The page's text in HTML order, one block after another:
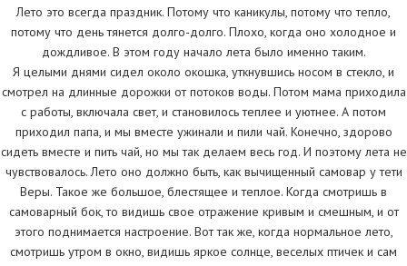
Лето это всегда праздник. Потому что каникулы, потому что тепло,
потому что день тянется долго-долго. Плохо, когда оно холодное и
дождливое. В этом году начало лета было именно таким.
Я целыми днями сидел около окошка, уткнувшись носом в стекло, и
смотрел на длинные дорожки от потоков воды. Потом мама приходила
с работы, включала свет, и становилось теплее и уютнее. А потом
приходил папа, и мы вместе ужинали и пили чай. Конечно, здорово
сидеть вместе и пить чай, но мы так делаем весь год. И поэтому лета не
чувствовалось. Лето оно должно быть, как вычищенный самовар у тети
Веры. Такое же большое, блестящее и теплое. Когда смотришь в
самоварный бок, то видишь свое отражение кривым и смешным, и от
этого поднимается настроение. Вот так же, когда нормальное лето,
смотришь утром в окно, видишь яркое солнце, веселых птичек и сам